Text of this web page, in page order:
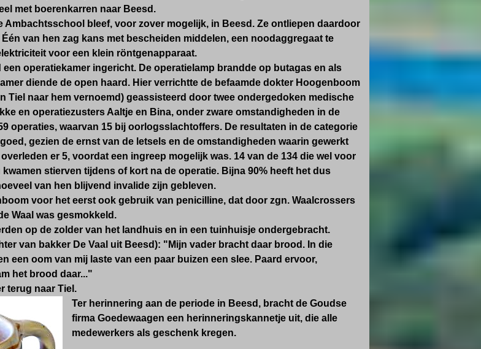
met boerenkarren naar Beesd.
Ambachtsschool bleef, voor zover mogelijk, in Beesd. Ze ontliepen daardoor
van hen zag kans met bescheiden middelen, een noodaggregaat te
voor een klein röntgenapparaat.
een operatiekamer ingericht. De operatielamp brandde op butagas en als
diende de open haard. Hier verrichtte de befaamde dokter Hoogenboom
Tiel naar hem vernoemd) geassisteerd door twee ondergedoken medische
en operatiezusters Aaltje en Bina, onder zware omstandigheden in de
operaties, waarvan 15 bij oorlogsslachtoffers. De resultaten in de categorie
gezien de ernst van de letsels en de omstandigheden waarin gewerkt
er 5, voordat een ingreep mogelijk was. 14 van de 134 die wel voor
stierven tijdens of kort na de operatie. Bijna 90% heeft het dus
van hen blijvend invalide zijn gebleven.
voor het eerst ook gebruik van penicilline, dat door zgn. Waalcrossers
Waal was gesmokkeld.
op de zolder van het landhuis en in een tuinhuisje ondergebracht.
van bakker De Vaal uit Beesd): "Mijn vader bracht daar brood. In die
een oom van mij laste van een paar buizen een slee. Paard ervoor,
het brood daar..."
terug naar Tiel.
Ter herinnering aan de periode in Beesd, bracht de Goudse
firma Goedewaagen een herinneringskannetje uit, die alle
medewerkers als geschenk kregen.